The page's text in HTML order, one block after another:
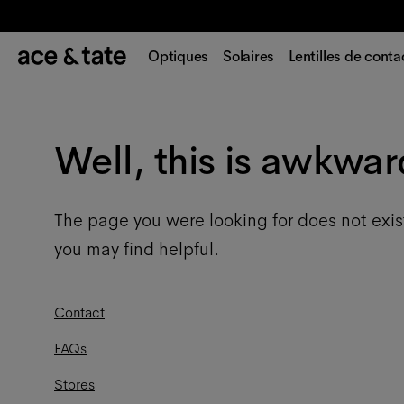
Optiques Solaires Lentilles de
Well, this is
The page you were looking for does not
you may find helpful.
Contact
FAQs
Stores